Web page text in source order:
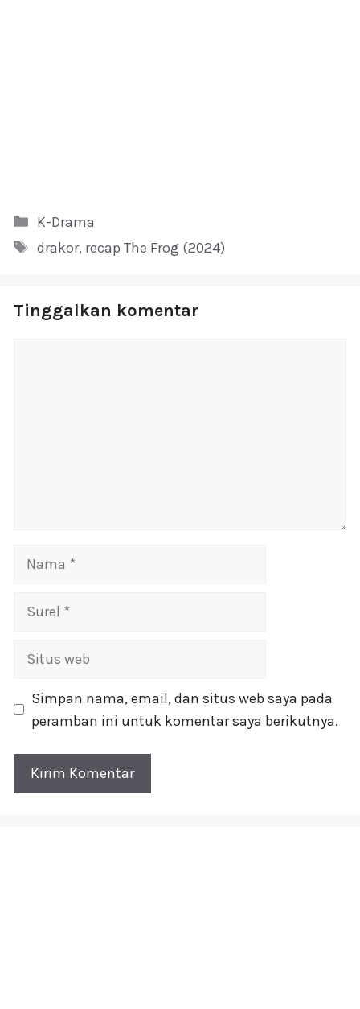
Kategori
K-Drama
Tag
drakor, recap The Frog (2024)
Tinggalkan komentar
Nama
Surel
Situs
Simpan nama, email, dan situs web saya pada
peramban ini untuk komentar saya berikutnya.